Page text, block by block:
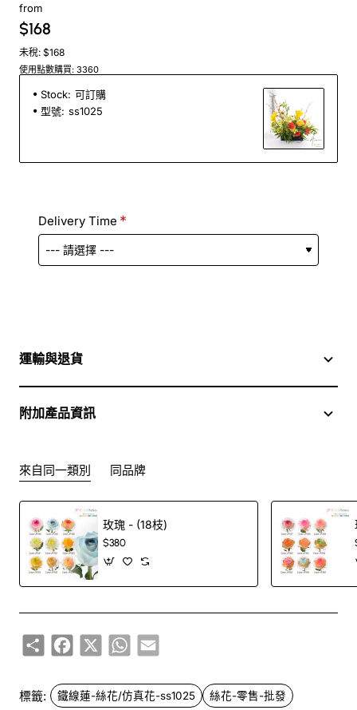
from
$168
未稅: $168
使用點數購買: 3360
Stock: 可訂購
型號: ss1025
Delivery Time
運輸與退貨
附加產品資訊
來自同一類別 同品牌
玫瑰 - (18枝)
$380
ShareFacebook
X WhatsApp
Email
標籤: 鐵線蓮-絲花/仿真花-ss1025 絲花-零售-批發